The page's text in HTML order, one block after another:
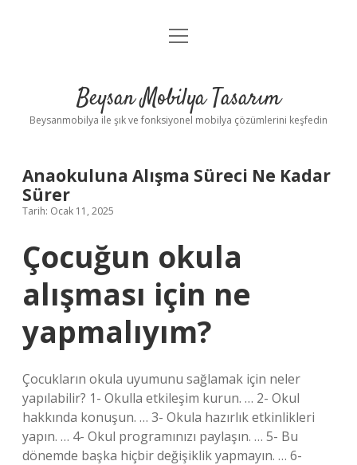
Anasayfa
Yasal Uyarı
menüyü
Beysan Mobilya Tasarım
Beysanmobilya ile şık ve fonksiyonel mobilya çözümlerini keşfedin
Anaokuluna Alışma Süreci Ne Kadar
Sürer
Tarih: Ocak 11, 2025
Çocuğun okula
alışması için ne
yapmalıyım?
Çocukların okula uyumunu sağlamak için neler
yapılabilir? 1- Okulla etkileşim kurun. … 2- Okul
hakkında konuşun. … 3- Okula hazırlık etkinlikleri
yapın. … 4- Okul programınızı paylaşın. … 5- Bu
dönemde başka hiçbir değişiklik yapmayın. … 6-